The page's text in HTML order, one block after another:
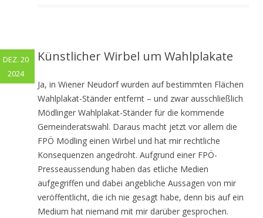
Künstlicher Wirbel um Wahlplakate
Ja, in Wiener Neudorf wurden auf bestimmten Flächen
Wahlplakat-Ständer entfernt – und zwar ausschließlich
Mödlinger Wahlplakat-Ständer für die kommende
Gemeinderatswahl. Daraus macht jetzt vor allem die
FPÖ Mödling einen Wirbel und hat mir rechtliche
Konsequenzen angedroht. Aufgrund einer FPÖ-
Presseaussendung haben das etliche Medien
aufgegriffen und dabei angebliche Aussagen von mir
veröffentlicht, die ich nie gesagt habe, denn bis auf ein
Medium hat niemand mit mir darüber gesprochen.
DEZ. 20
2024